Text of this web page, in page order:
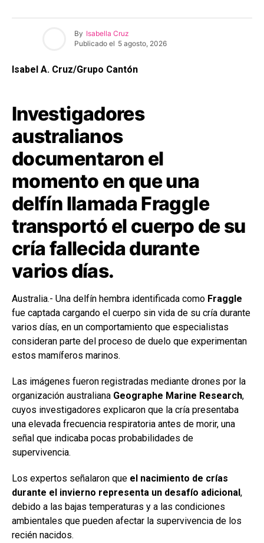
By Isabella Cruz
Publicado el 5 agosto, 2026
Isabel A. Cruz/Grupo Cantón
Investigadores
australianos
documentaron el
momento en que una
delfín llamada Fraggle
transportó el cuerpo de su
cría fallecida durante
varios días.
Australia.- Una delfín hembra identificada como Fraggle
fue captada cargando el cuerpo sin vida de su cría durante
varios días, en un comportamiento que especialistas
consideran parte del proceso de duelo que experimentan
estos mamíferos marinos.
Las imágenes fueron registradas mediante drones por la
organización australiana Geographe Marine Research,
cuyos investigadores explicaron que la cría presentaba
una elevada frecuencia respiratoria antes de morir, una
señal que indicaba pocas probabilidades de
supervivencia.
Los expertos señalaron que el nacimiento de crías
durante el invierno representa un desafío adicional,
debido a las bajas temperaturas y a las condiciones
ambientales que pueden afectar la supervivencia de los
recién nacidos.